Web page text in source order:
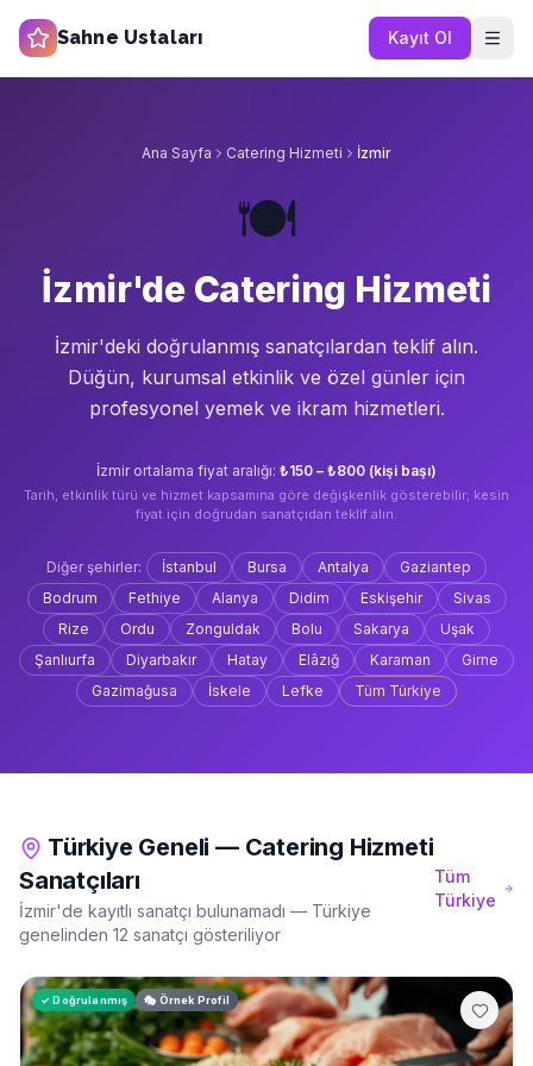
Sahne Ustaları Kayıt Ol
Ana Sayfa Catering Hizmeti İzmir
🍽️
İzmir'de Catering Hizmeti
İzmir'deki doğrulanmış sanatçılardan teklif alın.
Düğün, kurumsal etkinlik ve özel günler için
profesyonel yemek ve ikram hizmetleri.
İzmirortalama fiyat aralığı: ₺150 – ₺800 (kişi başı)
Tarih, etkinlik türü ve hizmet kapsamına göre değişkenlik gösterebilir; kesin
fiyat için doğrudan sanatçıdan teklif alın.
Diğer şehirler: İstanbul Bursa Antalya
Gaziantep
Bodrum
Fethiye Alanya Didim Eskişehir
Sivas
Rize
Ordu Zonguldak Bolu Sakarya
Uşak
Şanlıurfa
Diyarbakır Hatay Elâzığ Karaman
Girne
Gazimağusa
İskele Lefke Tüm Türkiye
Türkiye Geneli — Catering Hizmeti
Sanatçıları
İzmir'de kayıtlı sanatçı bulunamadı — Türkiye
genelinden 12 sanatçı gösteriliyor
Tüm
Türkiye
✓ Doğrulanmış 🎭 Örnek Profil